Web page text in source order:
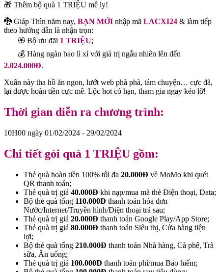
🎁 Thêm bộ quà 1 TRIỆU mê ly!
🐉 Giáp Thìn năm nay, BẠN MỚI nhập mã LACXI24 & làm tiếp
theo hướng dẫn là nhận trọn:
🏵️ Bộ ưu đãi 1 TRIỆU;
💰 Hàng ngàn bao lì xì với giá trị ngẫu nhiên lên đến
2.024.000Đ.
Xuân này tha hồ ăn ngon, lướt web phà phà, tám chuyện… cực đã,
lại được hoàn tiền cực mê. Lộc hot có hạn, tham gia ngay kẻo lỡ!
Thời gian diễn ra chương trình:
10H00 ngày 01/02/2024 - 29/02/2024
Chi tiết gói quà 1 TRIỆU gồm:
Thẻ quà hoàn tiền 100% tối đa 20.000Đ về MoMo khi quét
QR thanh toán;
Thẻ quà trị giá 40.000Đ khi nạp/mua mã thẻ Điện thoại, Data;
Bộ thẻ quà tổng 110.000Đ thanh toán hóa đơn
Nước/Internet/Truyền hình/Điện thoại trả sau;
Thẻ quà trị giá 20.000Đ thanh toán Google Play/App Store;
Thẻ quà trị giá 80.000Đ thanh toán Siêu thị, Cửa hàng tiện
lợi;
Bộ thẻ quà tổng 210.000Đ thanh toán Nhà hàng, Cà phê, Trà
sữa, Ăn uống;
Thẻ quà trị giá 100.000Đ thanh toán phí/mua Bảo hiểm;